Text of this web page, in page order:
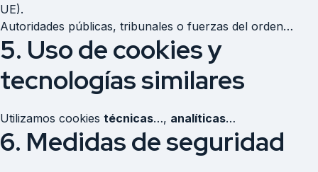
UE).
Autoridades públicas, tribunales o fuerzas del orden…
5. Uso de cookies y
tecnologías similares
Utilizamos cookies técnicas…, analíticas…
6. Medidas de seguridad